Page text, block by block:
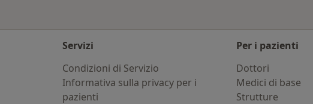
Servizi
Condizioni di Servizio
Informativa sulla privacy per i
pazienti
Per i pazienti
Dottori
Medici di base
Strutture